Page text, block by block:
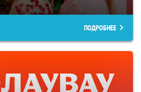
ПОДРОБНЕЕ